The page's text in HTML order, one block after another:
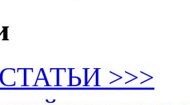
>>>